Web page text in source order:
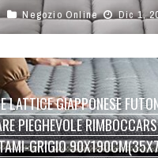
Negozio Online Dic 1,
LATTICE GIAPPONESE
PIEGHEVOLE
GRIGIO